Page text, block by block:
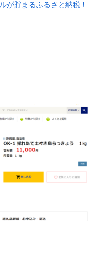
が貯まるふるさと納税！